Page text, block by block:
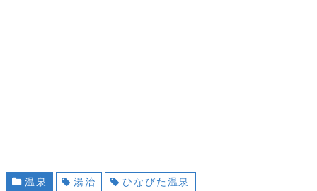
温泉 湯治 ひなびた温泉